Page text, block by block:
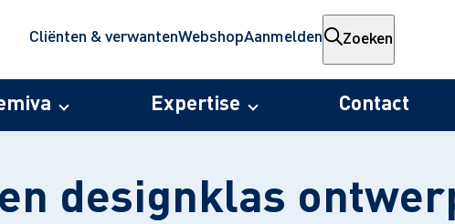
Cliënten & verwantenWebshopAanmelden Zoeken
Expertise Contact
designklas